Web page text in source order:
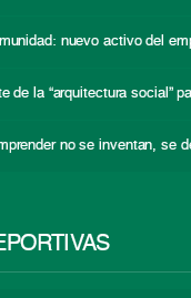
nuevo activo del
de la “arquitectura social”
no se inventan, se